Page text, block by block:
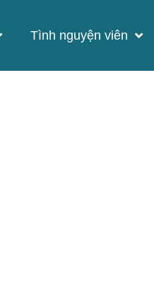
Tình nguyện viên